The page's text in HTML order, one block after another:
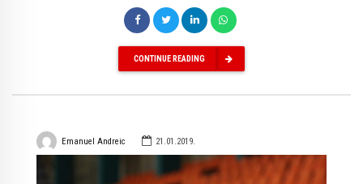
CONTINUE READING
Emanuel Andreic 21.01.2019.